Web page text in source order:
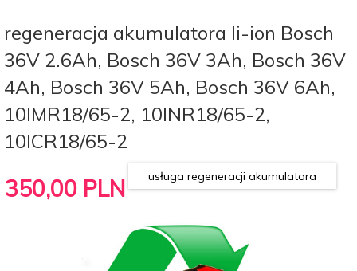
regeneracja akumulatora li-ion Bosch
36V 2.6Ah, Bosch 36V 3Ah, Bosch 36V
4Ah, Bosch 36V 5Ah, Bosch 36V 6Ah,
10IMR18/65-2, 10INR18/65-2,
10ICR18/65-2
350,00 PLN usługa regeneracji akumulatora